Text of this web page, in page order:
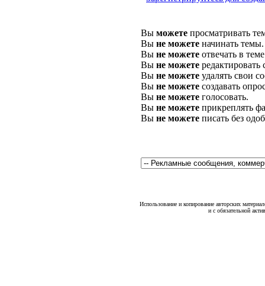
Вы можете просматривать
Вы не можете начинать темы.
Вы не можете отвечать в
Вы не можете
Вы не можете удалять свои
Вы не можете создавать
Вы не можете голосовать.
Вы не можете прикреплять
Вы не можете писать без
Использование и копирование авторских
и с обязательной